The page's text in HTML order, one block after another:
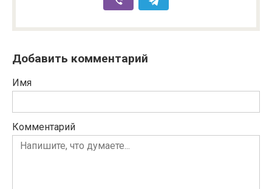
Добавить комментарий
Имя
Комментарий